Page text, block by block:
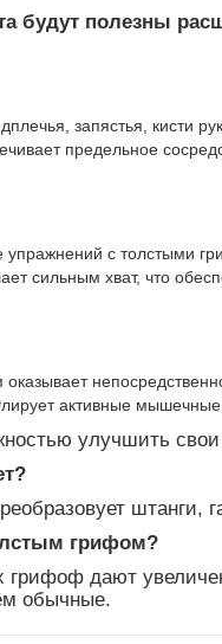
будут полезны
запястья, кисти
предельное
упражнений с толстыми
сильным хват, что
активные
улучшить
штанги,
грифом?
грифоф дают
обычные.